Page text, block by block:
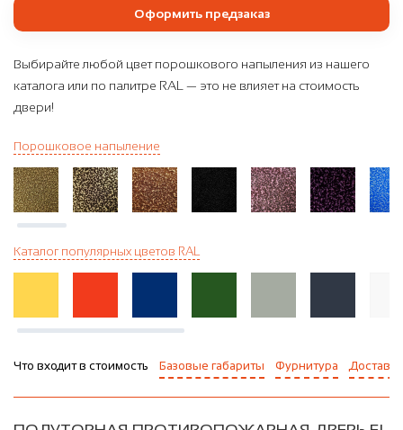
Оформить предзаказ
Выбирайте любой цвет порошкового напыления из нашего
каталога или по палитре RAL — это не влияет на стоимость
двери!
Порошковое напыление
Каталог популярных цветов RAL
Что входит в стоимость Базовые габариты Фурнитура Доставка